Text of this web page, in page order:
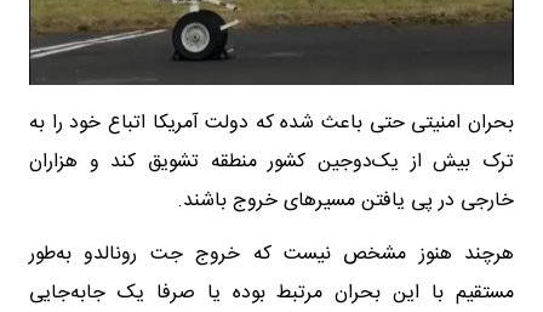
بحران امنیتی حتی باعث شده که دولت آمریکا اتباع خود را به
ترک بیش از یک‌دوجین کشور منطقه تشویق کند و هزاران
خارجی در پی یافتن مسیرهای خروج باشند.
هرچند هنوز مشخص نیست که خروج جت رونالدو به‌طور
مستقیم با این بحران مرتبط بوده یا صرفا یک جابه‌جایی